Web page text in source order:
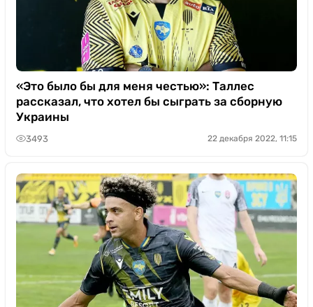
«Это было бы для меня честью»: Таллес
рассказал, что хотел бы сыграть за сборную
Украины
3493 22 декабря 2022, 11:15